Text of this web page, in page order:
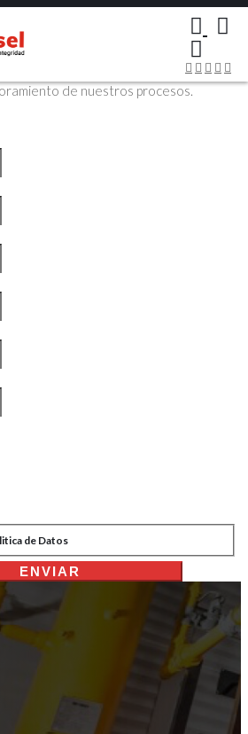
sus comentarios, sus opiniones son muy
de nuestros procesos.
de Datos
ENVIAR